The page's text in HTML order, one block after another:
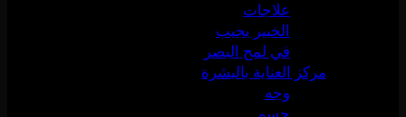
علاجات
الخبير يجيب
في لمح البصر
مركز العناية بالبشرة
وجه